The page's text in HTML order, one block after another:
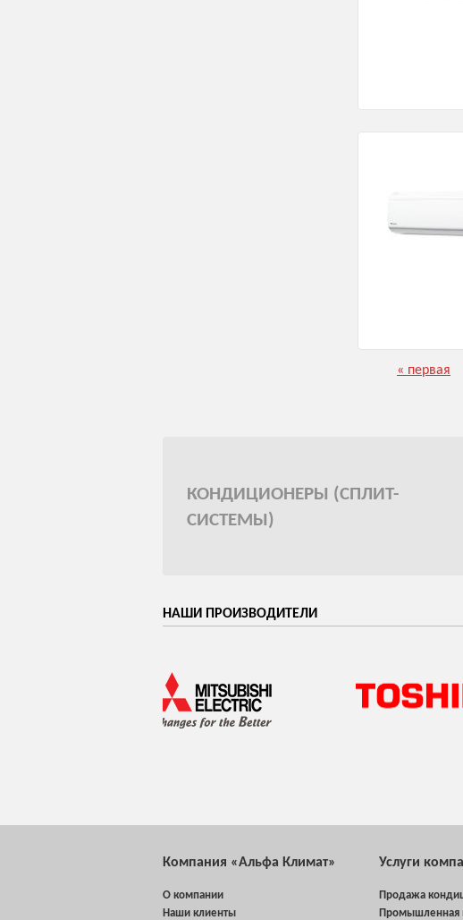
« первая
КОНДИЦИОНЕРЫ (СПЛИТ-
СИСТЕМЫ)
НАШИ ПРОИЗВОДИТЕЛИ
Компания «Альфа Климат»
О компании
Наши клиенты
Услуги
Продажа
Промышленная